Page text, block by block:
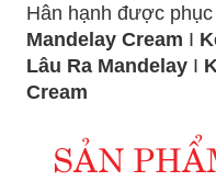
Hân hạnh được phục
Mandelay Cream I
Lâu Ra Mandelay I
Cream
SẢN